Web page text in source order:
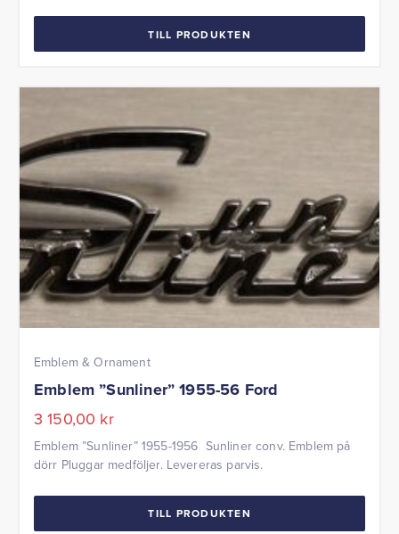
TILL PRODUKTEN
Emblem & Ornament
Emblem ”Sunliner” 1955-56 Ford
3 150,00 kr
Emblem ”Sunliner” 1955-1956 Sunliner conv. Emblem på
dörr Pluggar medföljer. Levereras parvis.
TILL PRODUKTEN